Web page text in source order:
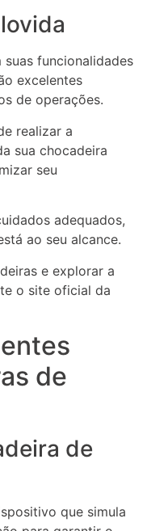
funcionalidades
excelentes
de operações.
realizar a
sua chocadeira
seu
adequados,
ao seu alcance.
e explorar a
o site oficial da
de
de
que simula